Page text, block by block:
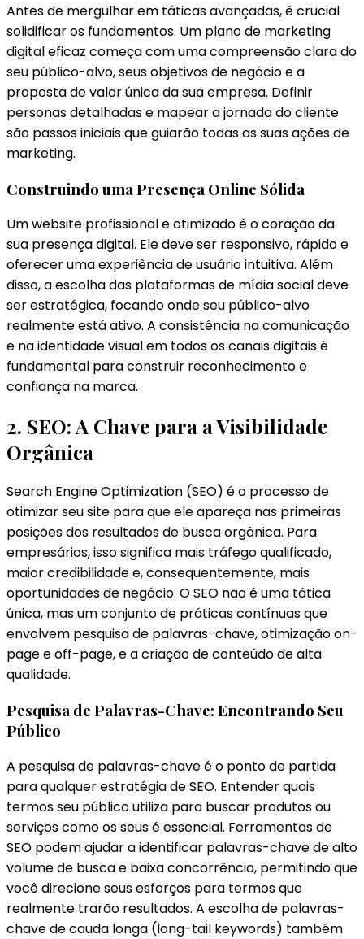
Antes de mergulhar em táticas avançadas, é crucial
solidificar os fundamentos. Um plano de marketing
digital eficaz começa com uma compreensão clara do
seu público-alvo, seus objetivos de negócio e a
proposta de valor única da sua empresa. Definir
personas detalhadas e mapear a jornada do cliente
são passos iniciais que guiarão todas as suas ações de
marketing.
Construindo uma Presença Online Sólida
Um website profissional e otimizado é o coração da
sua presença digital. Ele deve ser responsivo, rápido e
oferecer uma experiência de usuário intuitiva. Além
disso, a escolha das plataformas de mídia social deve
ser estratégica, focando onde seu público-alvo
realmente está ativo. A consistência na comunicação
e na identidade visual em todos os canais digitais é
fundamental para construir reconhecimento e
confiança na marca.
2. SEO: A Chave para a Visibilidade
Orgânica
Search Engine Optimization (SEO) é o processo de
otimizar seu site para que ele apareça nas primeiras
posições dos resultados de busca orgânica. Para
empresários, isso significa mais tráfego qualificado,
maior credibilidade e, consequentemente, mais
oportunidades de negócio. O SEO não é uma tática
única, mas um conjunto de práticas contínuas que
envolvem pesquisa de palavras-chave, otimização on-
page e off-page, e a criação de conteúdo de alta
qualidade.
Pesquisa de Palavras-Chave: Encontrando Seu
Público
A pesquisa de palavras-chave é o ponto de partida
para qualquer estratégia de SEO. Entender quais
termos seu público utiliza para buscar produtos ou
serviços como os seus é essencial. Ferramentas de
SEO podem ajudar a identificar palavras-chave de alto
volume de busca e baixa concorrência, permitindo que
você direcione seus esforços para termos que
realmente trarão resultados. A escolha de palavras-
chave de cauda longa (long-tail keywords) também